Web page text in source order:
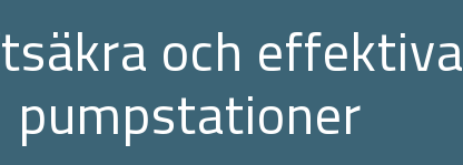
och effektiva
pumpstationer